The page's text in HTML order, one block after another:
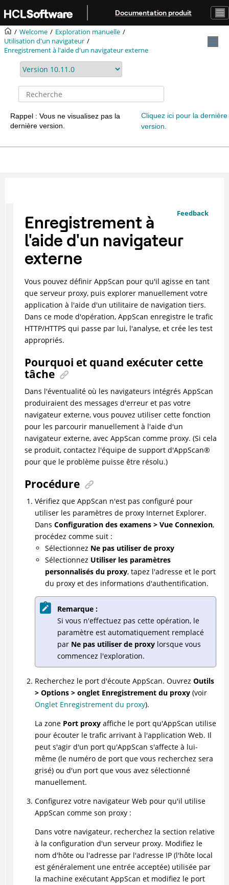
Aller au contenu principal
Documentation produit
Welcome
Exploration manuelle
Utilisation d'un navigateur
Enregistrement à l'aide d'un navigateur externe
Rappel : Vous ne visualisez pas la
dernière version.
Cliquez ici pour la dernière
version.
Feedback
Enregistrement à
l'aide d'un navigateur
externe
Vous pouvez définir AppScan pour qu'il agisse en tant
que serveur proxy, puis explorer manuellement votre
application à l'aide d'un utilitaire de navigation tiers.
Dans ce mode d'opération, AppScan enregistre le trafic
HTTP/HTTPS qui passe par lui, l'analyse, et crée les test
appropriés.
Pourquoi et quand exécuter cette
tâche
Dans l'éventualité où les navigateurs intégrés AppScan
produiraient des messages d'erreur et pas votre
navigateur externe, vous pouvez utiliser cette fonction
pour les parcourir manuellement à l'aide d'un
navigateur externe, avec AppScan comme proxy. (Si cela
se produit, contactez l'équipe de support d'AppScan®
pour que le problème puisse être résolu.)
Procédure
Vérifiez que AppScan n'est pas configuré pour
utiliser les paramètres de proxy Internet Explorer.
Dans Configuration des examens > Vue Connexion,
procédez comme suit :
Sélectionnez Ne pas utiliser de proxy
Sélectionnez Utiliser les paramètres
personnalisés du proxy, tapez l'adresse et le port
du proxy et des informations d'authentification.
Remarque :
Si vous n'effectuez pas cette opération, le
paramètre est automatiquement remplacé
par Ne pas utiliser de proxylorsque vous
commencez l'exploration.
Recherchez le port d'écoute AppScan. Ouvrez Outils
> Options > onglet Enregistrement du proxy(voir
Onglet Enregistrement du proxy).
La zone Port proxyaffiche le port qu'AppScan utilise
pour écouter le trafic arrivant à l'application Web. Il
peut s'agir d'un port qu'AppScan s'affecte à lui-
même (le numéro de port que vous recherchez sera
grisé) ou d'un port que vous avez sélectionné
manuellement.
Configurez votre navigateur Web pour qu'il utilise
AppScan comme son proxy :
Dans votre navigateur, recherchez la section relative
à la configuration d'un serveur proxy. Modifiez le
nom d'hôte ou l'adresse par l'adresse IP (l'hôte local
est généralement une entrée acceptée) utilisée par
la machine exécutant AppScan et modifiez le port